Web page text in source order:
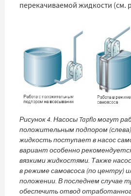
перекачиваемой жидкости (см.
Рисунок 4. Насосы Tapflo могут
положительным подпором
жидкость поступает в насос
вариант особенно
вязкими жидкостями. Также
в режиме самовсоса (по центру)
положении. В последнем случае
обеспечить отвод